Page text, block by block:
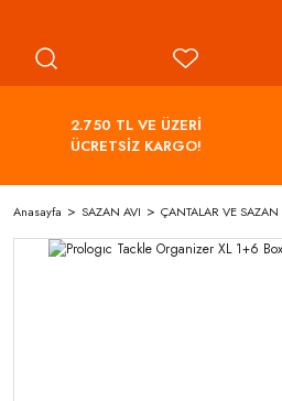
2.750 TL VE ÜZERİ
ÜCRETSİZ KARGO!
Anasayfa SAZAN AVI ÇANTALAR VE SAZAN